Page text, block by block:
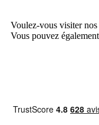
Voulez-vous visiter nos
Vous pouvez